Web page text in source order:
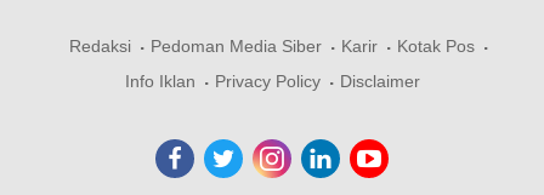
Redaksi Pedoman Media Siber Karir
Kotak Pos
Info Iklan
Privacy Policy Disclaimer